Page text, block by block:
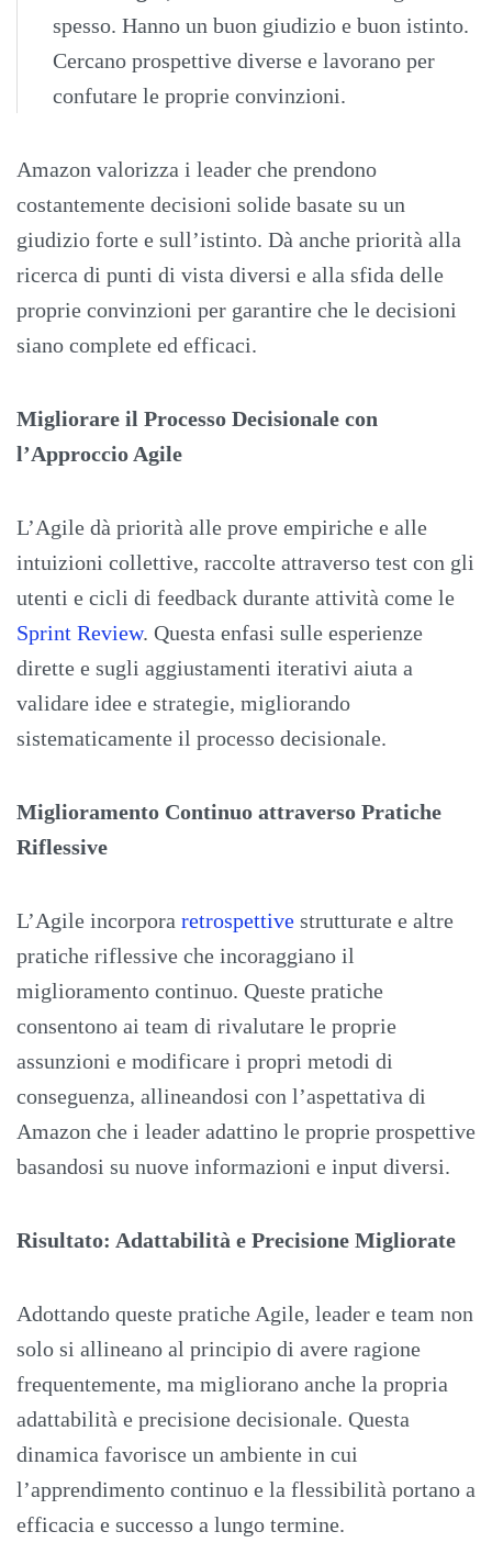
spesso. Hanno un buon giudizio e buon istinto.
Cercano prospettive diverse e lavorano per
confutare le proprie convinzioni.
Amazon valorizza i leader che prendono
costantemente decisioni solide basate su un
giudizio forte e sull’istinto. Dà anche priorità alla
ricerca di punti di vista diversi e alla sfida delle
proprie convinzioni per garantire che le decisioni
siano complete ed efficaci.
Migliorare il Processo Decisionale con
l’Approccio Agile
L’Agile dà priorità alle prove empiriche e alle
intuizioni collettive, raccolte attraverso test con gli
utenti e cicli di feedback durante attività come le
Sprint Review. Questa enfasi sulle esperienze
dirette e sugli aggiustamenti iterativi aiuta a
validare idee e strategie, migliorando
sistematicamente il processo decisionale.
Miglioramento Continuo attraverso Pratiche
Riflessive
L’Agile incorpora retrospettive strutturate e altre
pratiche riflessive che incoraggiano il
miglioramento continuo. Queste pratiche
consentono ai team di rivalutare le proprie
assunzioni e modificare i propri metodi di
conseguenza, allineandosi con l’aspettativa di
Amazon che i leader adattino le proprie prospettive
basandosi su nuove informazioni e input diversi.
Risultato: Adattabilità e Precisione Migliorate
Adottando queste pratiche Agile, leader e team non
solo si allineano al principio di avere ragione
frequentemente, ma migliorano anche la propria
adattabilità e precisione decisionale. Questa
dinamica favorisce un ambiente in cui
l’apprendimento continuo e la flessibilità portano a
efficacia e successo a lungo termine.